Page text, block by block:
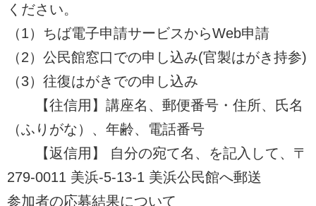
ください。
（1）ちば電子申請サービスからWeb申請
（2）公民館窓口での申し込み(官製はがき持参)
（3）往復はがきでの申し込み
【往信用】講座名、郵便番号・住所、氏名
（ふりがな）、年齢、電話番号
【返信用】 自分の宛て名、を記入して、〒
279-0011 美浜-5-13-1 美浜公民館へ郵送
参加者の応募結果について